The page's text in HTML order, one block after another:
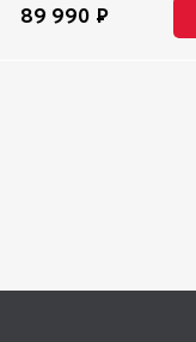
89 990 Р